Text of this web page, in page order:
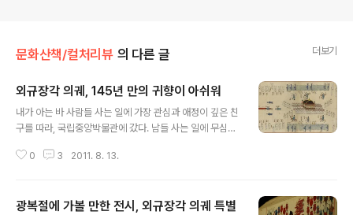
문화산책/컬처리뷰 의 다른 글 더보기
외규장각 의궤, 145년 만의 귀향이 아쉬워
내가 아는 바 사람들 사는 일에 가장 관심과 애정이 깊은 친
구를 따라, 국립중앙박물관에 갔다. 남들 사는 일에 무심한
주는 친구다. 특별 전시관엔 남녀노소, 개인 단체 할 것 없
에 간 탓이니 어쩔 수 없다. 의궤란 조선 시대 왕실에서 큰
0 3 2011. 8. 13.
광복절에 가볼 만한 전시, 외규장각 의궤 특별